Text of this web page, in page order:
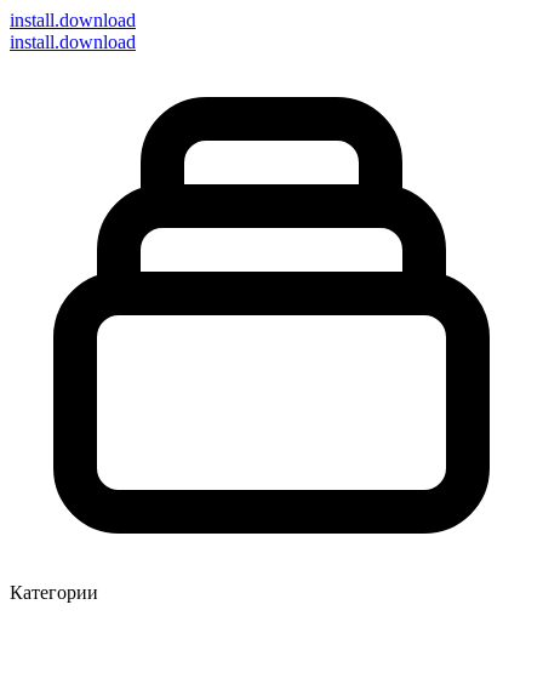
install.download
install.download
Категории